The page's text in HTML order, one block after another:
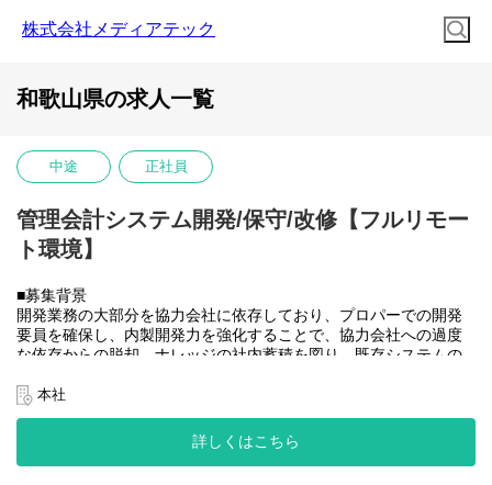
株式会社メディアテック
和歌山県の求人一覧
中途 正社員
管理会計システム開発/保守/改修【フルリモー
ト環境】
■募集背景
開発業務の大部分を協力会社に依存しており、プロパーでの開発
要員を確保し、内製開発力を強化することで、協力会社への過度
な依存からの脱却、ナレッジの社内蓄積を図り、既存システムの
応できるチームへと成長させていきたい。
■業務内容
大和ハウスグループ全体のITを推進する当社にて、グループ会社
(大和ハウス含)の社内システム開発、改修に携わって頂きます。
本社
詳しくはこちら